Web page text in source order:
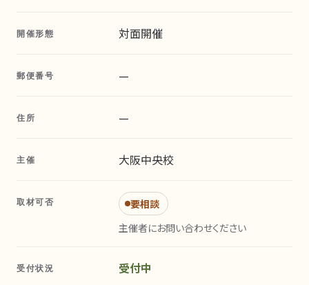
開催形態 対面開催
郵便番号 —
住所 —
主催 大阪中央校
取材可否
要相談
主催者にお問い合わせください
受付状況 受付中